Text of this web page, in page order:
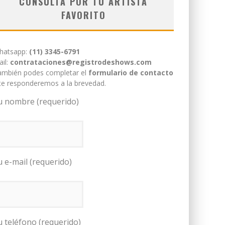
FAVORITO
(11) 3345-6791
contrataciones@registrodeshows.com
podes completar el formulario de contacto
responderemos a la brevedad.
nombre (requerido)
e-mail (requerido)
teléfono (requerido)